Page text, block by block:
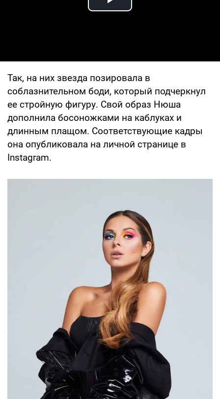
Play Video
Так, на них звезда позировала в
соблазнительном боди, который подчеркнул
ее стройную фигуру. Свой образ Нюша
дополнила босоножками на каблуках и
длинным плащом. Соответствующие кадры
она опубликовала на личной странице в
Instagram.